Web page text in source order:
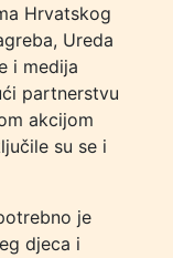
Hrvatskog
Ureda
i medija
partnerstvu
akcijom
su se i
je
djeca i